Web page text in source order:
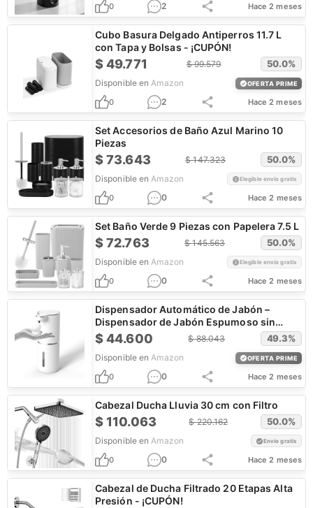
0 2 Hace 2 meses
Cubo Basura Delgado Antiperros 11.7 L
con Tapa y Bolsas - ¡CUPÓN!
$49.771 $99.579 50.0%
Disponible en Amazon OFERTA PRIME
0 2 Hace 2 meses
Set Accesorios de Baño Azul Marino 10
Piezas
$73.643 $147.323 50.0%
Disponible en Amazon Elegible envío gratis
0 0 Hace 2 meses
Set Baño Verde 9 Piezas con Papelera 7.5 L
$72.763 $145.563 50.0%
Disponible en Amazon Elegible envío gratis
0 0 Hace 2 meses
Dispensador Automático de Jabón –
Dispensador de Jabón Espumoso sin
Contacto 13.5 fl oz
$44.600 $88.043 49.3%
Disponible en Amazon OFERTA PRIME
0 0 Hace 2 meses
Cabezal Ducha Lluvia 30 cm con Filtro
$110.063 $220.162 50.0%
Disponible en Amazon Envío gratis
0 0 Hace 2 meses
Cabezal de Ducha Filtrado 20 Etapas Alta
Presión - ¡CUPÓN!